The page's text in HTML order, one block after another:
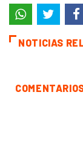
NOTICIAS